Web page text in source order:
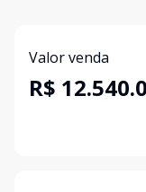
Valor venda
R$